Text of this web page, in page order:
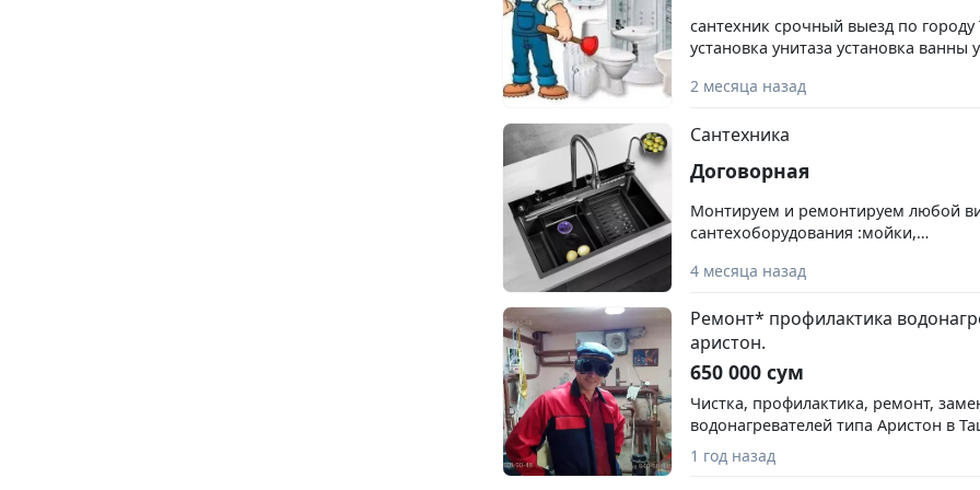
сантехник срочный выезд по городу
установка унитаза установка ванны
установка аксессуары для ванной
2 месяца назад
Сантехника
Договорная
Монтируем и ремонтируем любой
сантехоборудования :мойки,
т.д. Замена счетчиков,установка
,бачков и др),смесители,
унитазов,сифоны,гофры,
звоним.
4 месяца назад
Ремонт* профилактика
аристон.
650 000 сум
Чистка, профилактика, ремонт,
водонагревателей типа Аристон в
уточните по телефону.
1 год назад